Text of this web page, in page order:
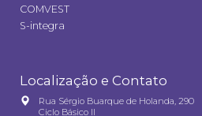
COMVEST
S-integra
Localização e Contato
Rua Sérgio Buarque de Holanda, 290
Ciclo Básico II